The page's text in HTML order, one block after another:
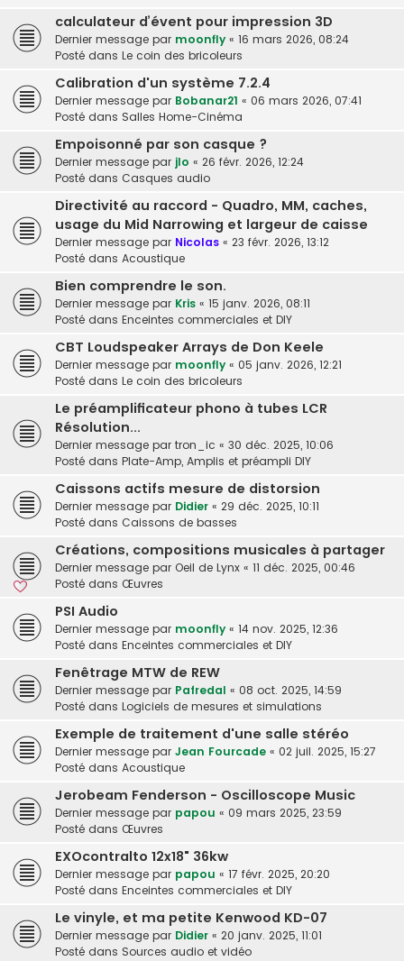
calculateur d’évent pour impression 3D
Dernier message par moonfly « 16 mars 2026, 08:24
Posté dans Le coin des bricoleurs
Calibration d'un système 7.2.4
Dernier message par Bobanar21 « 06 mars 2026, 07:41
Posté dans Salles Home-Cinéma
Empoisonné par son casque ?
Dernier message par jlo « 26 févr. 2026, 12:24
Posté dans Casques audio
Directivité au raccord - Quadro, MM, caches,
usage du Mid Narrowing et largeur de caisse
Dernier message par Nicolas « 23 févr. 2026, 13:12
Posté dans Acoustique
Bien comprendre le son.
Dernier message par Kris « 15 janv. 2026, 08:11
Posté dans Enceintes commerciales et DIY
CBT Loudspeaker Arrays de Don Keele
Dernier message par moonfly « 05 janv. 2026, 12:21
Posté dans Le coin des bricoleurs
Le préamplificateur phono à tubes LCR
Résolution...
Dernier message par tron_ic « 30 déc. 2025, 10:06
Posté dans Plate-Amp, Amplis et préampli DIY
Caissons actifs mesure de distorsion
Dernier message par Didier « 29 déc. 2025, 10:11
Posté dans Caissons de basses
Créations, compositions musicales à partager
Dernier message par Oeil de Lynx « 11 déc. 2025, 00:46
Posté dans Œuvres
PSI Audio
Dernier message par moonfly « 14 nov. 2025, 12:36
Posté dans Enceintes commerciales et DIY
Fenêtrage MTW de REW
Dernier message par Pafredal « 08 oct. 2025, 14:59
Posté dans Logiciels de mesures et simulations
Exemple de traitement d'une salle stéréo
Dernier message par Jean Fourcade « 02 juil. 2025, 15:27
Posté dans Acoustique
Jerobeam Fenderson - Oscilloscope Music
Dernier message par papou « 09 mars 2025, 23:59
Posté dans Œuvres
EXOcontralto 12x18" 36kw
Dernier message par papou « 17 févr. 2025, 20:20
Posté dans Enceintes commerciales et DIY
Le vinyle, et ma petite Kenwood KD-07
Dernier message par Didier « 20 janv. 2025, 11:01
Posté dans Sources audio et vidéo